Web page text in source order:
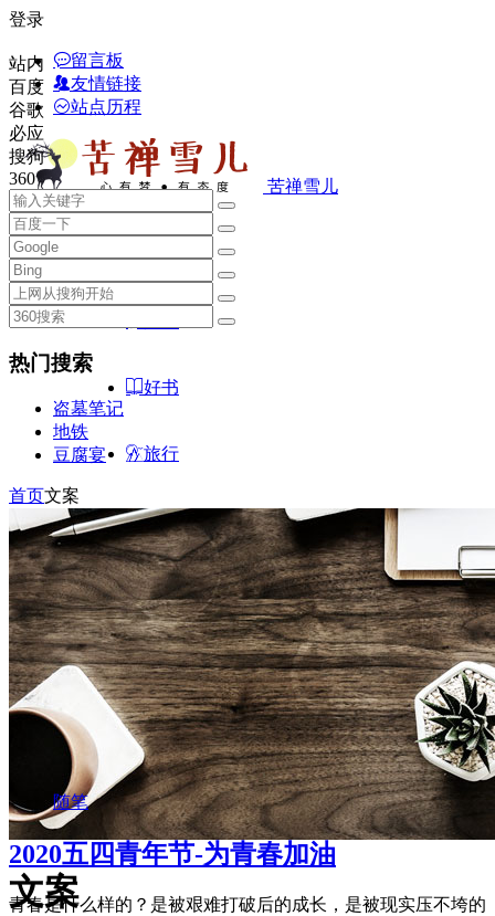
登录
留言板
友情链接
站点历程
苦禅雪儿
首页
好书
旅行
摘玉
文案
站内
百度
谷歌
必应
搜狗
360
热门搜索
盗墓笔记
地铁
豆腐宴
首页文案
文案
随笔
2020五四青年节-为青春加油
青春是什么样的？是被艰难打破后的成长，是被现实压不垮的